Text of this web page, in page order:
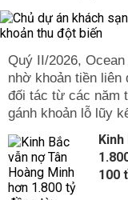
Quý II/2026,
nhờ khoản tiền liên
đối tác từ các năm
gánh khoản lỗ lũy
Kinh
100